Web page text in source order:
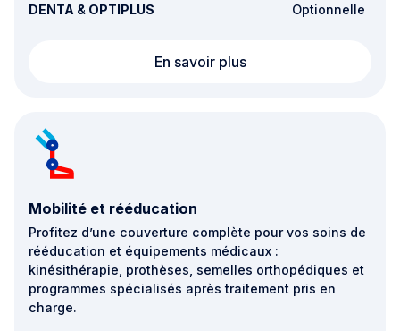
DENTA & OPTIPLUS
Optionnelle
En savoir plusSoins courants et
Mobilité et rééducation
Profitez d’une couverture complète pour vos soins de
rééducation et équipements médicaux :
kinésithérapie, prothèses, semelles orthopédiques et
programmes spécialisés après traitement pris en
charge.